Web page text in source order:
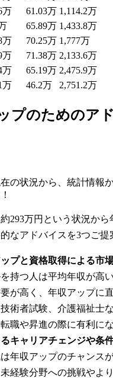
万 61.03万 1,114.2万
65.89万 1,433.8万
万 70.25万 1,777万
万 71.38万 2,133.6万
万 65.19万 2,475.9万
万 46.2万 2,751.2万
プのためのア
の状況から、統計情報
293万円という状況か
なアドバイスを3つご提
プと資格取得による市
持つ人は平均年収が高
が高く、年収アップに
術者試験、介護福祉士
職や昇進の際に有利にな
キャリアチェンジや条
年収アップのチャンス
経験分野への挑戦やよ